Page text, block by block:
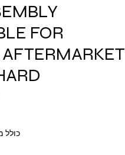
FOR
כולל